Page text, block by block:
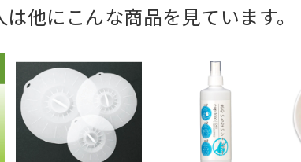
他にこんな商品を見ています。